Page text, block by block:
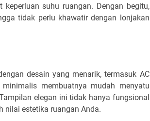
keperluan suhu ruangan. Dengan begitu,
tidak perlu khawatir dengan lonjakan
desain yang menarik, termasuk AC
membuatnya mudah menyatu
elegan ini tidak hanya fungsional
nilai estetika ruangan Anda.